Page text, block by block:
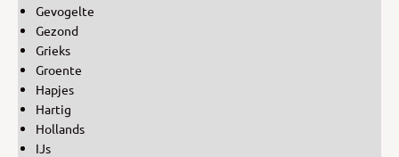
Gevogelte
Gezond
Grieks
Groente
Hapjes
Hartig
Hollands
IJs